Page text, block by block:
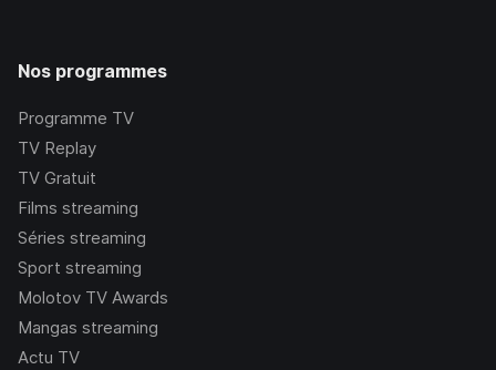
Nos programmes
Programme TV
TV Replay
TV Gratuit
Films streaming
Séries streaming
Sport streaming
Molotov TV Awards
Mangas streaming
Actu TV